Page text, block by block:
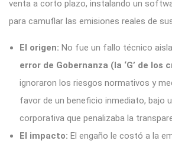
venta a corto plazo, instalando un
para camuflar las emisiones reales de
El origen: No fue un fallo técnico
error de Gobernanza (la ‘G’ de los
ignoraron los riesgos normativos y
favor de un beneficio inmediato, bajo
corporativa que penalizaba la
El impacto: El engaño le costó a la